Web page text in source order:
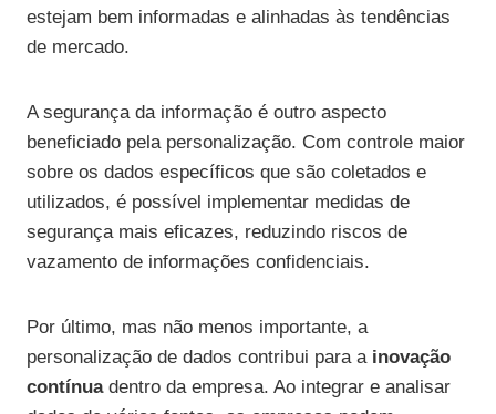
estejam bem informadas e alinhadas às tendências
de mercado.
A segurança da informação é outro aspecto
beneficiado pela personalização. Com controle maior
sobre os dados específicos que são coletados e
utilizados, é possível implementar medidas de
segurança mais eficazes, reduzindo riscos de
vazamento de informações confidenciais.
Por último, mas não menos importante, a
personalização de dados contribui para a inovação
contínuadentro da empresa. Ao integrar e analisar